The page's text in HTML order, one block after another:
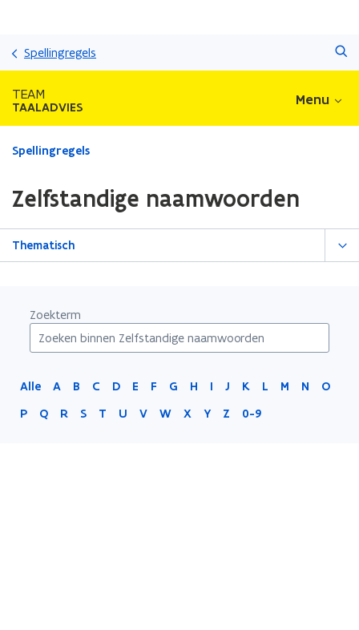
Spellingregels
TEAM
TAALADVIES Menu
Gedaan
zich
op:
Zelfstandige
Spellingregels
Zelfstandige naamwoorden
Thematisch
Zoekterm
Alle A B C D E F G H I J K L M N
O
P
Q R S T U V W X Y Z 0-9